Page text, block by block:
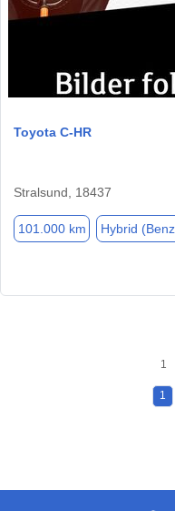
Toyota C-HR
Stralsund, 18437
101.000 km Hybrid
1
1